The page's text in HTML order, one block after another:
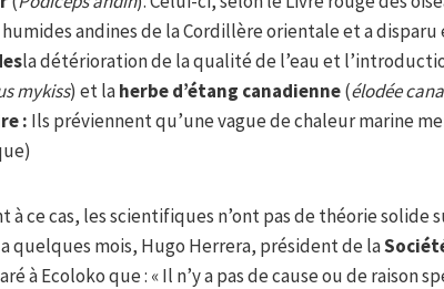
andines de la Cordillère orientale et a disparu
la détérioration de la qualité de l’eau et
mykiss) et laherbe d’étang canadienne(élodée
: Ils préviennent qu’une vague de chaleur marine
à ce cas, les scientifiques n’ont pas de théorie solide
quelques mois, Hugo Herrera, président de la
à Ecoloko que : « Il n’y a pas de cause ou de raison